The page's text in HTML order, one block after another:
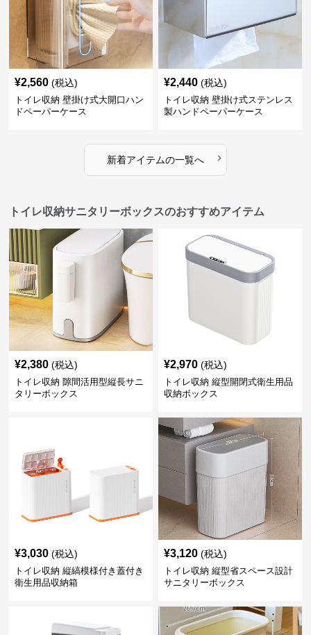
¥2,560 (税込)
トイレ収納 壁掛け式大開口ハン
ドペーパーケース
¥2,440 (税込)
トイレ収納 壁掛け式ステンレス
製ハンドペーパーケース
新着アイテムの一覧へ ›
トイレ収納サニタリーボックスのおすすめアイテム
¥2,380 (税込)
トイレ収納 隙間活用型縦長サニ
タリーボックス
¥2,970 (税込)
トイレ収納 縦型開閉式衛生用品
収納ボックス
¥3,030 (税込)
トイレ収納 縦縞模様付き蓋付き
衛生用品収納箱
¥3,120 (税込)
トイレ収納 縦型省スペース設計
サニタリーボックス